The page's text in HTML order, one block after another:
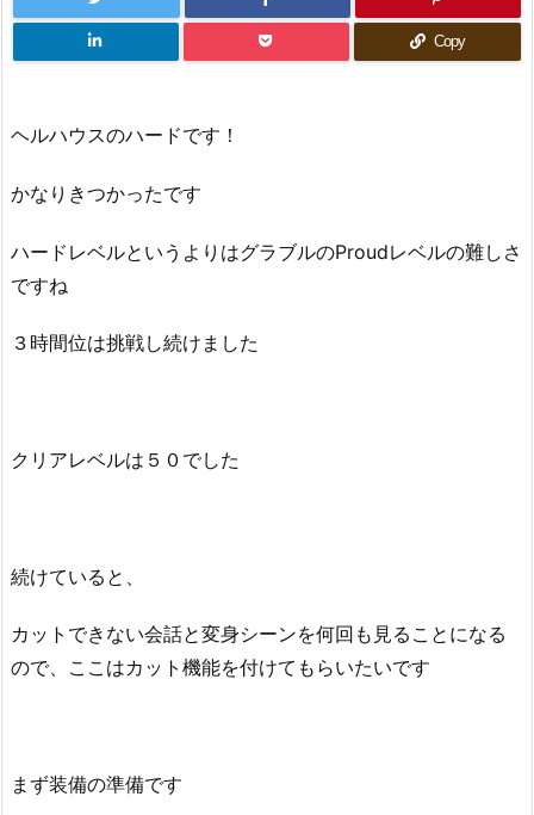
Copy
ヘルハウスのハードです！
かなりきつかったです
ハードレベルというよりはグラブルのProudレベルの難しさ
ですね
３時間位は挑戦し続けました
クリアレベルは５０でした
続けていると、
カットできない会話と変身シーンを何回も見ることになる
ので、ここはカット機能を付けてもらいたいです
まず装備の準備です